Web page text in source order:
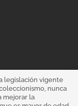
legislación vigente
nunca
mejorar la